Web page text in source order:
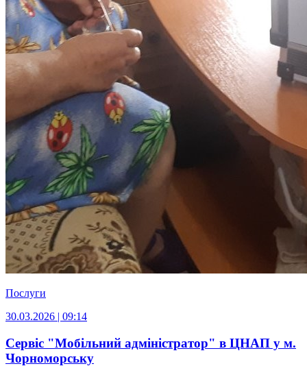
Послуги
30.03.2026 | 09:14
Сервіс "Мобільний адміністратор" в ЦНАП у м.
Чорноморську